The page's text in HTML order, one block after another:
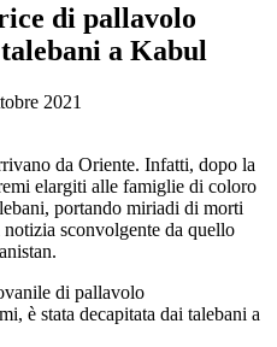
di pallavolo
a Kabul
2021
da Oriente. Infatti, dopo la
elargiti alle famiglie di coloro
portando miriadi di morti
sconvolgente da quello
di pallavolo
è stata decapitata dai talebani a